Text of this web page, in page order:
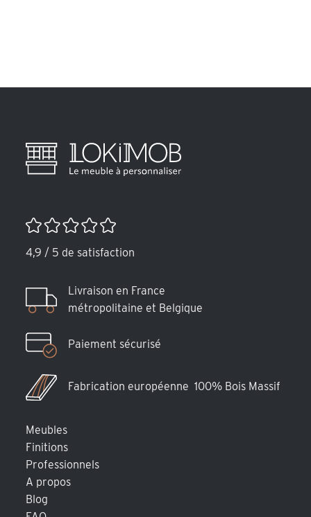
4,9 / 5 de satisfaction
Livraison en France
métropolitaine et Belgique
Paiement sécurisé
Fabrication européenne 100% Bois Massif
Meubles
Finitions
Professionnels
A propos
Blog